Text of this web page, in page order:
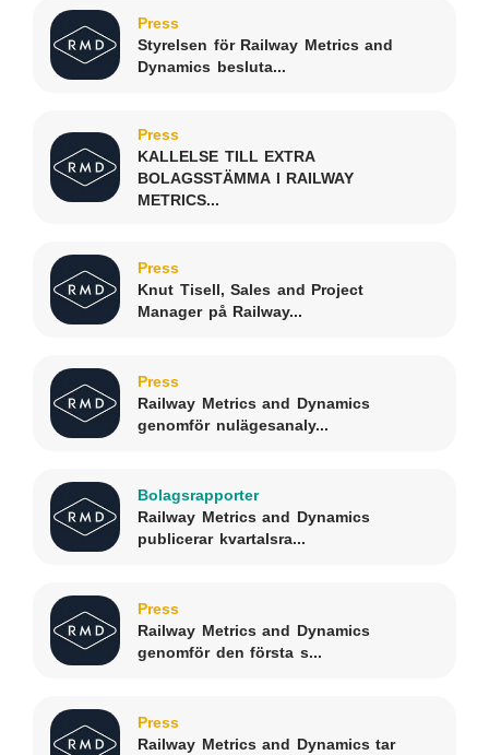
Press
Styrelsen för Railway Metrics and
Dynamics besluta...
Press
KALLELSE TILL EXTRA
BOLAGSSTÄMMA I RAILWAY
METRICS...
Press
Knut Tisell, Sales and Project
Manager på Railway...
Press
Railway Metrics and Dynamics
genomför nulägesanaly...
Bolagsrapporter
Railway Metrics and Dynamics
publicerar kvartalsra...
Press
Railway Metrics and Dynamics
genomför den första s...
Press
Railway Metrics and Dynamics tar